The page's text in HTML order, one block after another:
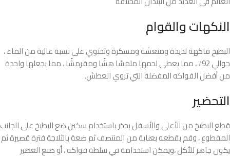
النكهات والقوام
البطيخ فاكهة لذيذة ومنعشة ومسكرة وتحتوي على نسبة عالية من الماء ،
حوالي 92٪ ، مما يعطي لحمها ملمسًا هشًا ومقرمشًا ، مما يجعلها واحدة
من أفضل الفواكه المفضلة التي تروي العطش.
التحضير
قطع البطيخ من الأعلى والأسفل بحذر باستخدام سكين ضع البطيخ على الجانب
المقطوع ، وقم بقطعه بعناية من المنتصف ثم ضعة بالثلاجة فترة قصيرة ثم
يكون جاهز للأكل ،ويمكن استخدامة في سلطة فواكه ، أو صنع العصير